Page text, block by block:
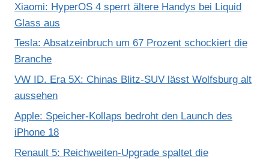
Xiaomi: HyperOS 4 sperrt ältere Handys bei Liquid
Glass aus
Tesla: Absatzeinbruch um 67 Prozent schockiert die
Branche
VW ID. Era 5X: Chinas Blitz-SUV lässt Wolfsburg alt
aussehen
Apple: Speicher-Kollaps bedroht den Launch des
iPhone 18
Renault 5: Reichweiten-Upgrade spaltet die